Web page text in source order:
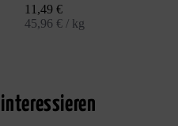
Angebot
11,49 €
45,96 € / kg